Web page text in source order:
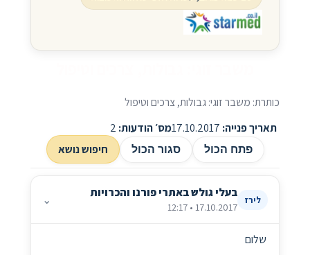
כותרת: משבר זוגי: גבולות, צרכים וטיפול
תאריך פנייה:
מס׳ הודעות:
פתח הכול סגור הכול חיפוש נושא
לירז בעלי גולש באתרי פורנו והכרויות
17.10.2017 • 12:17
⌄
שלום